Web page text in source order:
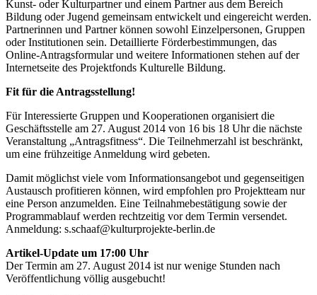
Kunst- oder Kulturpartner und einem Partner aus dem Bereich
Bildung oder Jugend gemeinsam entwickelt und eingereicht werden.
Partnerinnen und Partner können sowohl Einzelpersonen, Gruppen
oder Institutionen sein. Detaillierte Förderbestimmungen, das
Online-Antragsformular und weitere Informationen stehen auf der
Internetseite des Projektfonds Kulturelle Bildung.
Fit für die Antragsstellung!
Für Interessierte Gruppen und Kooperationen organisiert die
Geschäftsstelle am 27. August 2014 von 16 bis 18 Uhr die nächste
Veranstaltung „Antragsfitness“. Die Teilnehmerzahl ist beschränkt,
um eine frühzeitige Anmeldung wird gebeten.
Damit möglichst viele vom Informationsangebot und gegenseitigen
Austausch profitieren können, wird empfohlen pro Projektteam nur
eine Person anzumelden. Eine Teilnahmebestätigung sowie der
Programmablauf werden rechtzeitig vor dem Termin versendet.
Anmeldung: s.schaaf@kulturprojekte-berlin.de
Artikel-Update um 17:00 Uhr
Der Termin am 27. August 2014 ist nur wenige Stunden nach
Veröffentlichung völlig ausgebucht!